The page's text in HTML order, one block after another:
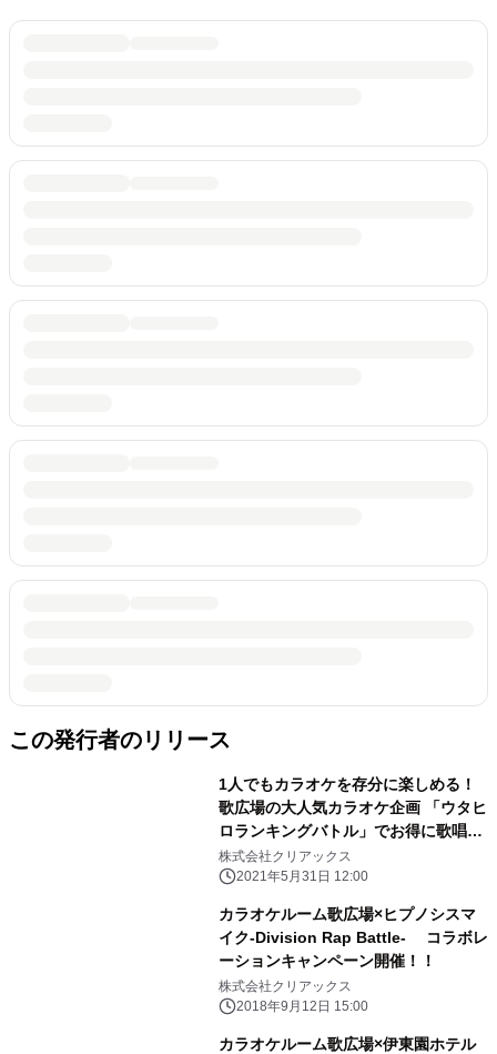
この発行者のリリース
1人でもカラオケを存分に楽しめる！
歌広場の大人気カラオケ企画 「ウタヒ
ロランキングバトル」でお得に歌唱力
アップ！
株式会社クリアックス
2021年5月31日 12:00
カラオケルーム歌広場×ヒプノシスマ
イク-Division Rap Battle- コラボレ
ーションキャンペーン開催！！
株式会社クリアックス
2018年9月12日 15:00
カラオケルーム歌広場×伊東園ホテル